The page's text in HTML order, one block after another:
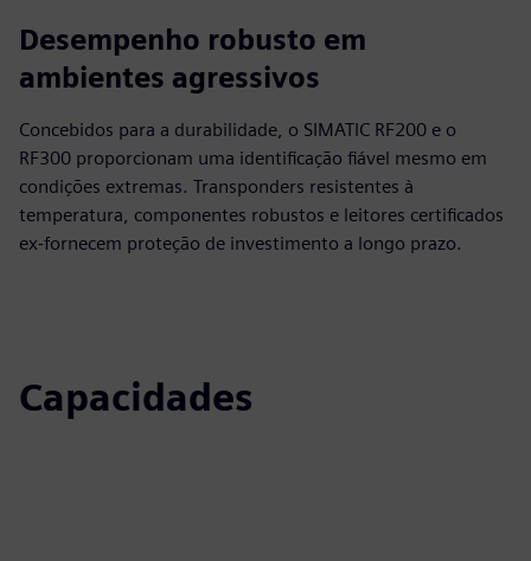
Desempenho robusto em
ambientes agressivos
Concebidos para a durabilidade, o SIMATIC RF200 e o
RF300 proporcionam uma identificação fiável mesmo em
condições extremas. Transponders resistentes à
temperatura, componentes robustos e leitores certificados
ex-fornecem proteção de investimento a longo prazo.
Capacidades